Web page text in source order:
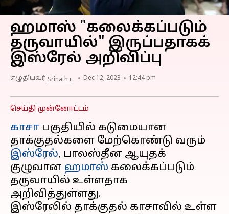
ஹமாஸ் "கலைக்கப்படும்
தருவாயில்" இருப்பதாகக்
இஸ்ரேல் அறிவிப்பு
எழுதியவர் Srinath r Dec 12, 2023 12:44 pm
செய்தி முன்னோட்டம்
காசா பகுதியில் கடுமையான
தாக்குதல்களை மேற்கொண்டு வரும்
இஸ்ரேல், பாலஸ்தீன ஆயுதக்
குழுவான ஹமாஸ் கலைக்கப்படும்
தருவாயில் உள்ளதாக
அறிவித்துள்ளது.
இஸ்ரேலில் தாக்குதல் காசாவில் உள்ள